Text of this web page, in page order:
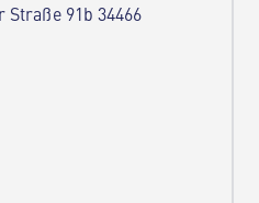
Straße 91b 34466